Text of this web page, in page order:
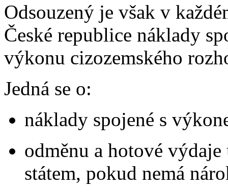
Odsouzený je však v
České republice náklady
výkonu cizozemského
Jedná se o:
náklady spojené s
odměnu a hotové
státem, pokud nemá